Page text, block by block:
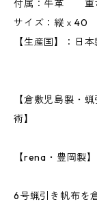
付属：牛革 重
サイズ：縦ｘ40
【生産国】：
【倉敷児島製・
術】
【rena・豊岡製
6号蝋引き帆布を